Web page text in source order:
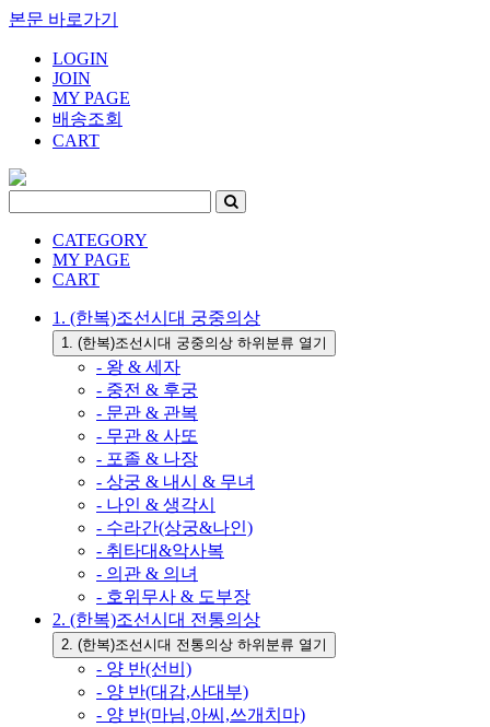
본문 바로가기
LOGIN
JOIN
MY PAGE
배송조회
CART
CATEGORY
MY PAGE
CART
1. (한복)조선시대 궁중의상
1. (한복)조선시대 궁중의상 하위분류 열기
- 왕 & 세자
- 중전 & 후궁
- 문관 & 관복
- 무관 & 사또
- 포졸 & 나장
- 상궁 & 내시 & 무녀
- 나인 & 생각시
- 수라간(상궁&나인)
- 취타대&악사복
- 의관 & 의녀
- 호위무사 & 도부장
2. (한복)조선시대 전통의상
2. (한복)조선시대 전통의상 하위분류 열기
- 양 반(선비)
- 양 반(대감,사대부)
- 양 반(마님,아씨,쓰개치마)